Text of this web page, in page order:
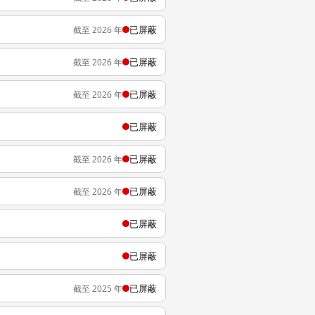
截至 2026 年 已屏蔽
截至 2026 年 已屏蔽
截至 2026 年 已屏蔽
已屏蔽
截至 2026 年 已屏蔽
截至 2026 年 已屏蔽
已屏蔽
已屏蔽
截至 2025 年 已屏蔽